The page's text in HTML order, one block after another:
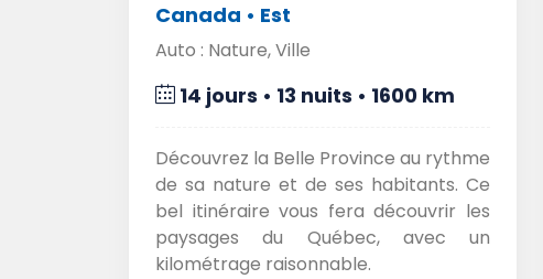
Canada • Est
Auto : Nature, Ville
14 jours • 13 nuits • 1600 km
Découvrez la Belle Province au rythme
de sa nature et de ses habitants. Ce
bel itinéraire vous fera découvrir les
paysages du Québec, avec un
kilométrage raisonnable.